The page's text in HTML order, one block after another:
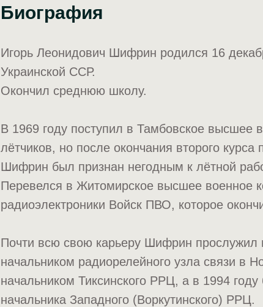
Биография
Игорь Леонидович Шифрин родился 16
Украинской ССР.
Окончил среднюю школу.
В 1969 году поступил в Тамбовское высшее
лётчиков, но после окончания второго
Шифрин был признан негодным к лётной
Перевелся в Житомирское высшее военное
радиоэлектроники Войск ПВО, которое
Почти всю свою карьеру Шифрин
начальником радиорелейного узла связи в
начальником Тиксинского РРЦ, а в 1994
начальника Западного (Воркутинского) РРЦ.